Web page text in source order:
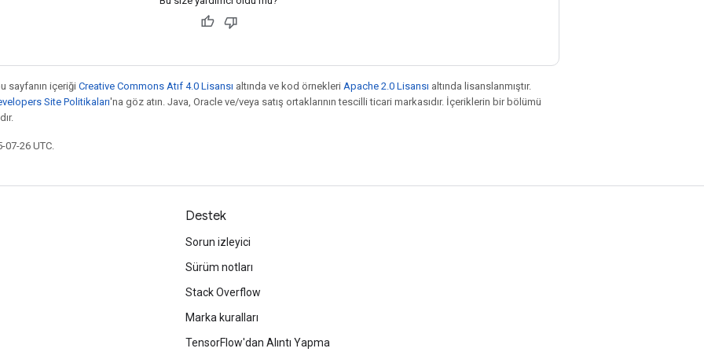
sayfanın içeriği Creative Commons Atıf 4.0 Lisansı altında ve kod örnekleri Apache 2.0 Lisansı altında lisanslanmıştır.
Site Politikaları'na göz atın. Java, Oracle ve/veya satış ortaklarının tescilli ticari markasıdır. İçeriklerin bir bölümü
26 UTC.
Destek
Sorun izleyici
Sürüm notları
Stack Overflow
Marka kuralları
TensorFlow'dan Alıntı Yapma